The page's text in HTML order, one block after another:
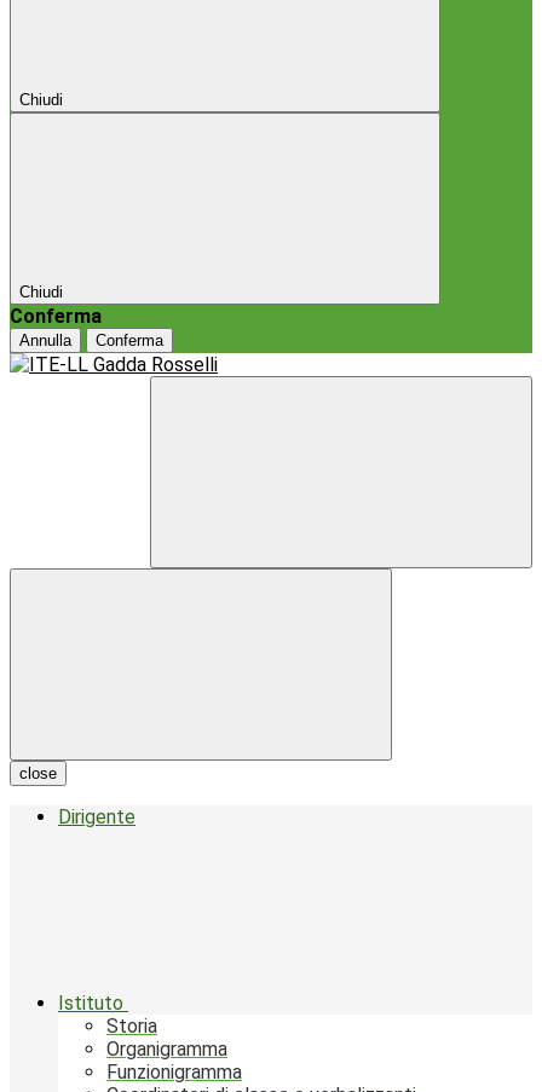
Chiudi
Chiudi
Conferma
Annulla Conferma
close
Dirigente
Istituto
Storia
Organigramma
Funzionigramma